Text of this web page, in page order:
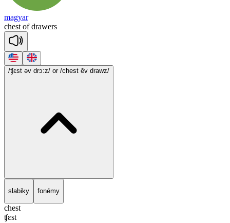
magyar
chest of drawers
/ʧɛst əv drɔ:z/ or /chest ēv drawz/
slabiky fonémy
chest
ʧɛst